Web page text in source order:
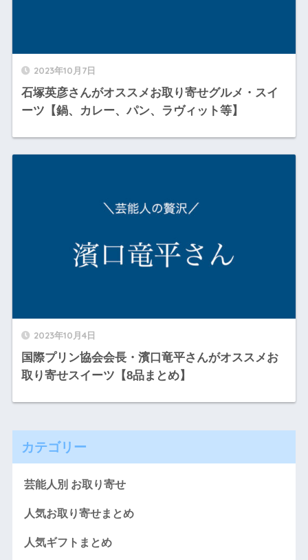
2023年10月7日
石塚英彦さんがオススメお取り寄せグルメ・スイ
ーツ【鍋、カレー、パン、ラヴィット等】
2023年10月4日
国際プリン協会会長・濱口竜平さんがオススメお
取り寄せスイーツ【8品まとめ】
カテゴリー
芸能人別 お取り寄せ
人気お取り寄せまとめ
人気ギフトまとめ